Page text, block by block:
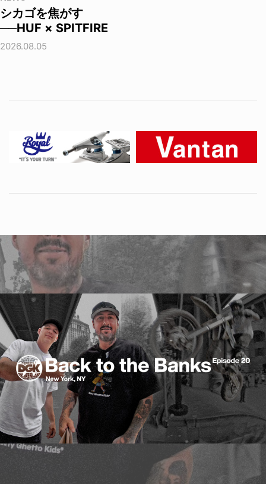
シカゴを焦がす
──HUF × SPITFIRE
2026.08.05